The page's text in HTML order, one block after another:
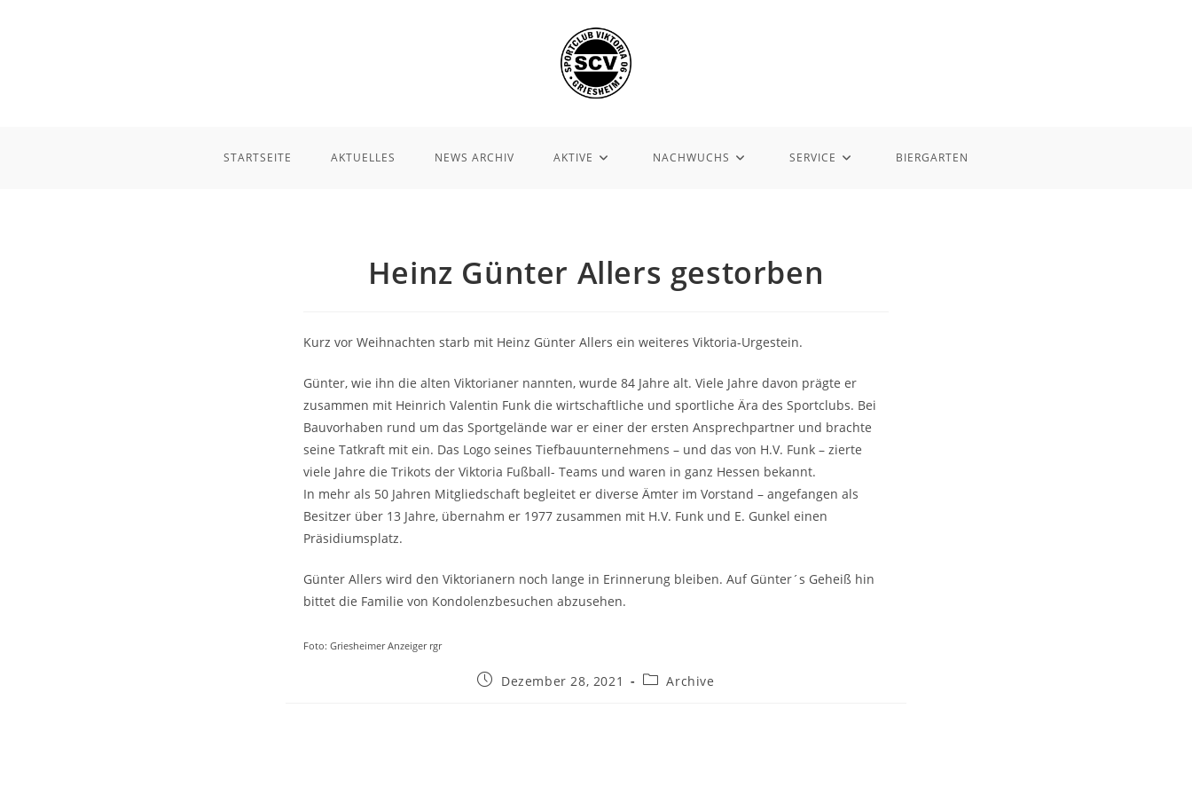
STARTSEITE AKTUELLES NEWS ARCHIV AKTIVE NACHWUCHS SERVICE BIERGARTEN
Heinz Günter Allers gestorben
Kurz vor Weihnachten starb mit Heinz Günter Allers ein weiteres Viktoria-Urgestein.
Günter, wie ihn die alten Viktorianer nannten, wurde 84 Jahre alt. Viele Jahre davon prägte er
zusammen mit Heinrich Valentin Funk die wirtschaftliche und sportliche Ära des Sportclubs. Bei
Bauvorhaben rund um das Sportgelände war er einer der ersten Ansprechpartner und brachte
seine Tatkraft mit ein. Das Logo seines Tiefbauunternehmens – und das von H.V. Funk – zierte
viele Jahre die Trikots der Viktoria Fußball- Teams und waren in ganz Hessen bekannt.
In mehr als 50 Jahren Mitgliedschaft begleitet er diverse Ämter im Vorstand – angefangen als
Besitzer über 13 Jahre, übernahm er 1977 zusammen mit H.V. Funk und E. Gunkel einen
Präsidiumsplatz.
Günter Allers wird den Viktorianern noch lange in Erinnerung bleiben. Auf Günter´s Geheiß hin
bittet die Familie von Kondolenzbesuchen abzusehen.
Foto: Griesheimer Anzeiger rgr
BeitragDezember 28, 2021
Beitrags-
Archive